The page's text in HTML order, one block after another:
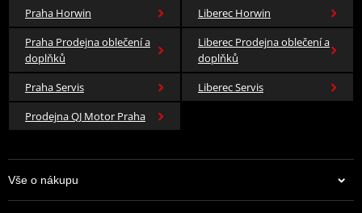
Praha Horwin
Liberec Horwin
Praha Prodejna oblečení a
doplňků
Liberec Prodejna oblečení a
doplňků
Praha Servis
Liberec Servis
Prodejna QJ Motor Praha
Vše o nákupu